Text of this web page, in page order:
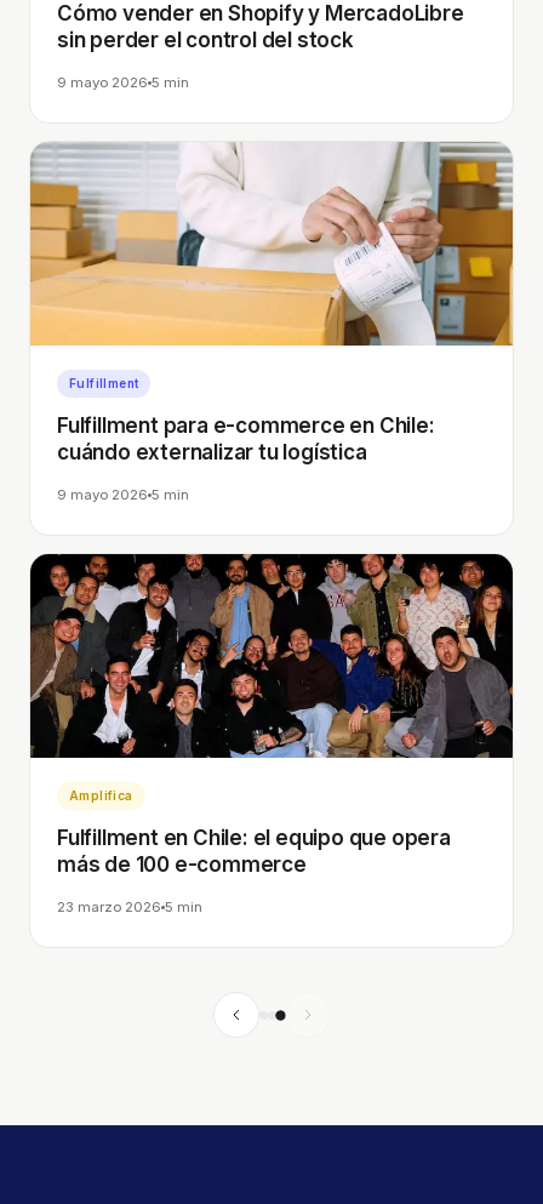
Cómo vender en Shopify y MercadoLibre
sin perder el control del stock
9 mayo 2026 5 min
Fulfillment
Fulfillment para e-commerce en Chile:
cuándo externalizar tu logística
9 mayo 2026 5 min
Amplifica
Fulfillment en Chile: el equipo que opera
más de 100 e-commerce
23 marzo 2026 5 min